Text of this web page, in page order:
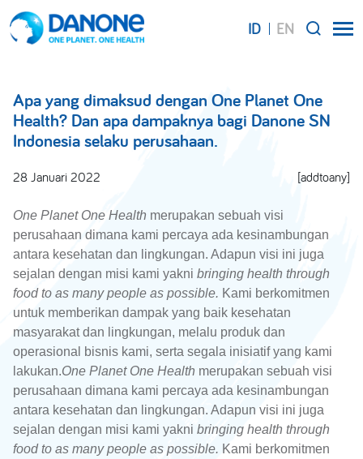
ID EN
Apa yang dimaksud dengan One Planet One
Health? Dan apa dampaknya bagi Danone SN
Indonesia selaku perusahaan.
28 Januari 2022 [addtoany]
One Planet One Health merupakan sebuah visi
perusahaan dimana kami percaya ada kesinambungan
antara kesehatan dan lingkungan. Adapun visi ini juga
sejalan dengan misi kami yakni bringing health through
food to as many people as possible. Kami berkomitmen
untuk memberikan dampak yang baik kesehatan
masyarakat dan lingkungan, melalu produk dan
operasional bisnis kami, serta segala inisiatif yang kami
lakukan.One Planet One Health merupakan sebuah visi
perusahaan dimana kami percaya ada kesinambungan
antara kesehatan dan lingkungan. Adapun visi ini juga
sejalan dengan misi kami yakni bringing health through
food to as many people as possible. Kami berkomitmen